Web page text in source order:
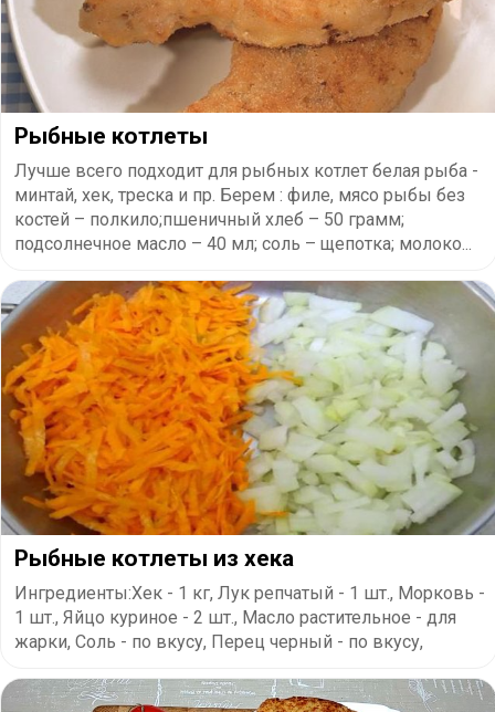
Рыбные котлеты
Лучше всего подходит для рыбных котлет белая рыба -
минтай, хек, треска и пр. Берем : филе, мясо рыбы без
костей – полкило;пшеничный хлеб – 50 грамм;
подсолнечное масло – 40 мл; соль – щепотка; молоко...
Рыбные котлеты из хека
Ингредиенты:Хек - 1 кг, Лук репчатый - 1 шт., Морковь -
1 шт., Яйцо куриное - 2 шт., Масло растительное - для
жарки, Соль - по вкусу, Перец черный - по вкусу,